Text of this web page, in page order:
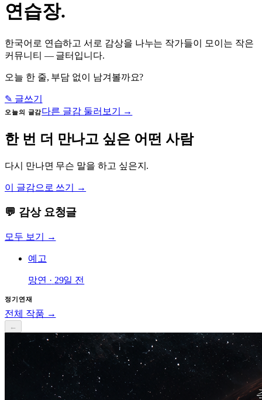
연습장.
한국어로 연습하고 서로 감상을 나누는 작가들이 모이는 작은
커뮤니티 — 글터입니다.
오늘 한 줄, 부담 없이 남겨볼까요?
✎ 글쓰기
오늘의 글감다른 글감 둘러보기 →
한 번 더 만나고 싶은 어떤 사람
다시 만나면 무슨 말을 하고 싶은지.
이 글감으로 쓰기 →
💬 감상 요청글
모두 보기 →
예고
망연 · 29일 전
정기연재
전체 작품 →
←